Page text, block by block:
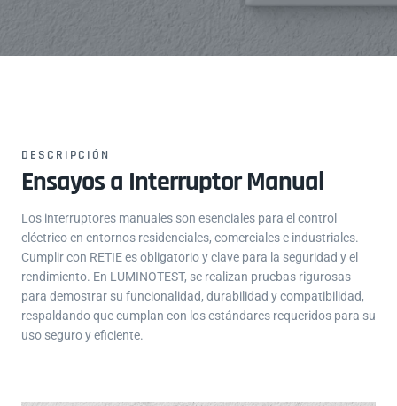
DESCRIPCIÓN
Ensayos a Interruptor Manual
Los interruptores manuales son esenciales para el control
eléctrico en entornos residenciales, comerciales e industriales.
Cumplir con RETIE es obligatorio y clave para la seguridad y el
rendimiento. En LUMINOTEST, se realizan pruebas rigurosas
para demostrar su funcionalidad, durabilidad y compatibilidad,
respaldando que cumplan con los estándares requeridos para su
uso seguro y eficiente.